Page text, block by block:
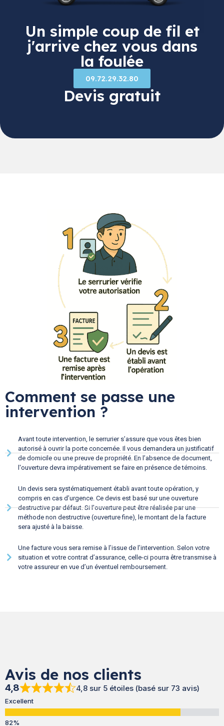
Un simple coup de fil et
j'arrive chez vous dans
la foulée
09.72.29.32.80
Devis gratuit
Comment se passe une
intervention ?
Avant toute intervention, le serrurier s’assure que vous êtes bien
autorisé à ouvrir la porte concernée. Il vous demandera un justificatif
de domicile ou une preuve de propriété. En l’absence de document,
l'ouverture devra impérativement se faire en présence de témoins.
Un devis sera systématiquement établi avant toute opération, y
compris en cas d’urgence. Ce devis est basé sur une ouverture
destructive par défaut. Si l'ouverture peut être réalisée par une
méthode non destructive (ouverture fine), le montant de la facture
sera ajusté à la baisse.
Une facture vous sera remise à l’issue de l’intervention. Selon votre
situation et votre contrat d’assurance, celle-ci pourra être transmise à
votre assureur en vue d’un éventuel remboursement.
Avis de nos clients
4,8 4,8 sur 5 étoiles (basé sur 73 avis)
Excellent